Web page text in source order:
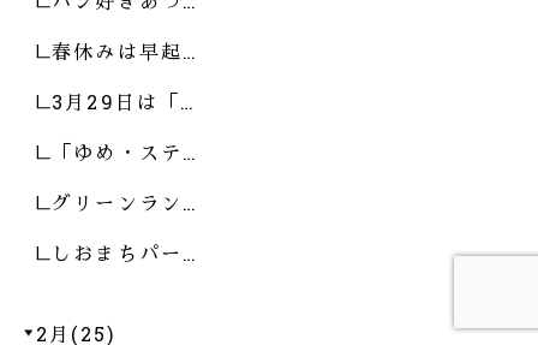
春休みは早起…
3月29日は「…
「ゆめ・ステ…
グリーンラン…
しおまちパー…
2月(25)